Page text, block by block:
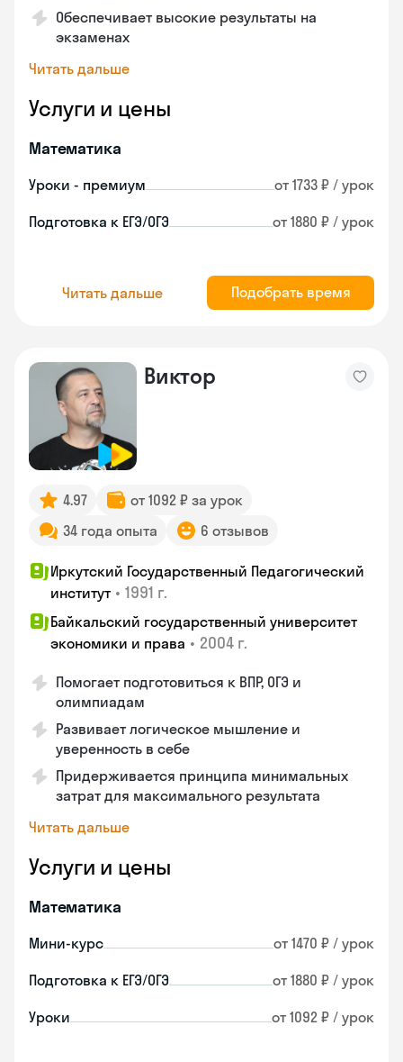
Обеспечивает высокие результаты на
экзаменах
Читать дальше
Услуги и цены
Математика
Уроки - премиум от 1733 ₽ / урок
Подготовка к ЕГЭ/ОГЭ от 1880 ₽ / урок
Читать дальше Подобрать время
Виктор
4.97
от 1092 ₽ за урок
34 года опыта
6 отзывов
Иркутский Государственный Педагогический
институт • 1991 г.
Байкальский государственный университет
экономики и права • 2004 г.
Помогает подготовиться к ВПР, ОГЭ и
олимпиадам
Развивает логическое мышление и
уверенность в себе
Придерживается принципа минимальных
затрат для максимального результата
Читать дальше
Услуги и цены
Математика
Мини-курс от 1470 ₽ / урок
Подготовка к ЕГЭ/ОГЭ от 1880 ₽ / урок
Уроки от 1092 ₽ / урок